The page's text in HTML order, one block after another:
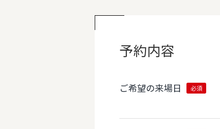
予約内容
ご希望の来場日 必須